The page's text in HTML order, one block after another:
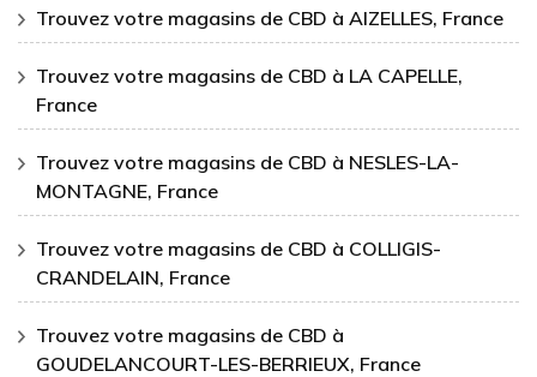
Trouvez votre magasins de CBD à AIZELLES, France
Trouvez votre magasins de CBD à LA CAPELLE,
France
Trouvez votre magasins de CBD à NESLES-LA-
MONTAGNE, France
Trouvez votre magasins de CBD à COLLIGIS-
CRANDELAIN, France
Trouvez votre magasins de CBD à
GOUDELANCOURT-LES-BERRIEUX, France